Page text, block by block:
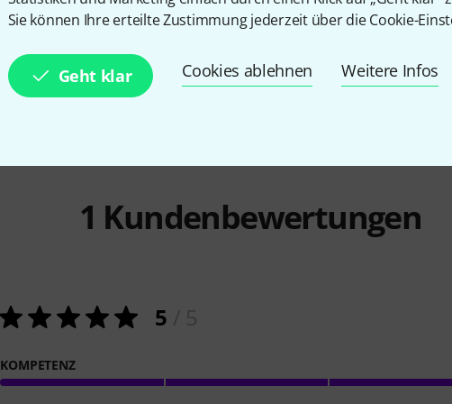
Sie können Ihre erteilte Zustimmung jederzeit über die Cookie-
Geht klar Cookies ablehnen Weitere Infos
33 € 3.849 €
1 Kundenbewertungen
5
KOMPETENZ